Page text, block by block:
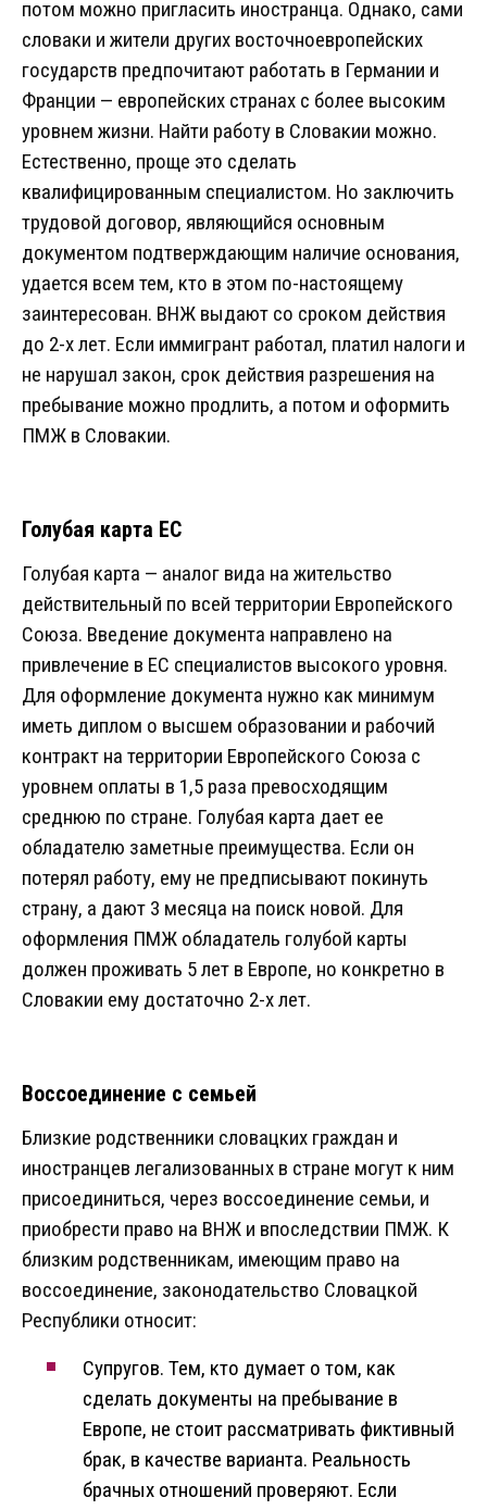
потом можно пригласить иностранца. Однако, сами
словаки и жители других восточноевропейских
государств предпочитают работать в Германии и
Франции — европейских странах с более высоким
уровнем жизни. Найти работу в Словакии можно.
Естественно, проще это сделать
квалифицированным специалистом. Но заключить
трудовой договор, являющийся основным
документом подтверждающим наличие основания,
удается всем тем, кто в этом по-настоящему
заинтересован. ВНЖ выдают со сроком действия
до 2-х лет. Если иммигрант работал, платил налоги и
не нарушал закон, срок действия разрешения на
пребывание можно продлить, а потом и оформить
ПМЖ в Словакии.
Голубая карта ЕС
Голубая карта — аналог вида на жительство
действительный по всей территории Европейского
Союза. Введение документа направлено на
привлечение в ЕС специалистов высокого уровня.
Для оформление документа нужно как минимум
иметь диплом о высшем образовании и рабочий
контракт на территории Европейского Союза с
уровнем оплаты в 1,5 раза превосходящим
среднюю по стране. Голубая карта дает ее
обладателю заметные преимущества. Если он
потерял работу, ему не предписывают покинуть
страну, а дают 3 месяца на поиск новой. Для
оформления ПМЖ обладатель голубой карты
должен проживать 5 лет в Европе, но конкретно в
Словакии ему достаточно 2-х лет.
Воссоединение с семьей
Близкие родственники словацких граждан и
иностранцев легализованных в стране могут к ним
присоединиться, через воссоединение семьи, и
приобрести право на ВНЖ и впоследствии ПМЖ. К
близким родственникам, имеющим право на
воссоединение, законодательство Словацкой
Республики относит:
Супругов. Тем, кто думает о том, как
сделать документы на пребывание в
Европе, не стоит рассматривать фиктивный
брак, в качестве варианта. Реальность
брачных отношений проверяют. Если